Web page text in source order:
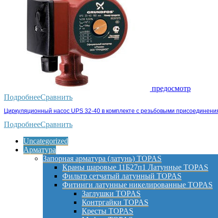
предосмотр
ПодробнееСравнить
Циркуляционный насос UPS 32-40 в комплекте с резьбовыми
ПодробнееСравнить
Uncategorized
Арматура
Запорная арматура (латунь) TOPAS
Краны шаровые 11Б27п1 Латунные TOPAS
Фильтр сетчатый латунный TOPAS
Фитинги латунные никелированные TOPAS
Заглушки TOPAS
Контргайки TOPAS
Кресты TOPAS